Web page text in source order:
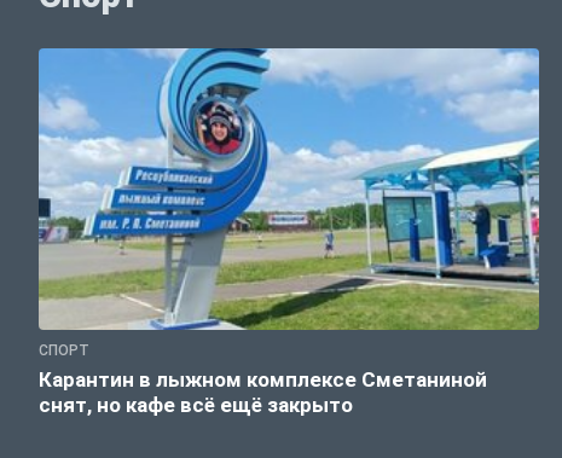
СПОРТ
Карантин в лыжном комплексе Сметаниной
снят, но кафе всё ещё закрыто